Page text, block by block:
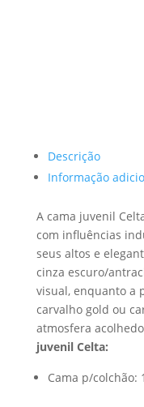
Descrição
Informação
A cama juvenil
com influências
seus altos e
cinza escuro/
visual, enquanto a
carvalho gold ou
atmosfera
juvenil Celta:
Cama p/